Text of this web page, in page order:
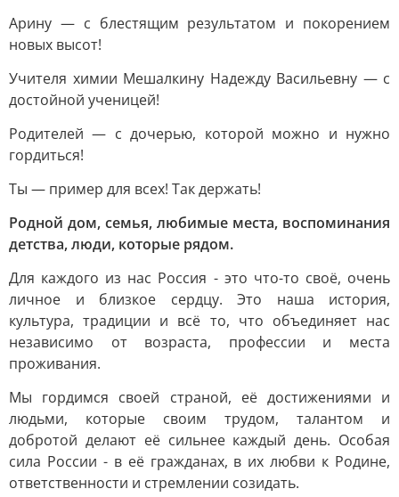
Арину — с блестящим результатом и покорением
новых высот!
Учителя химии Мешалкину Надежду Васильевну — с
достойной ученицей!
Родителей — с дочерью, которой можно и нужно
гордиться!
Ты — пример для всех! Так держать!
Родной дом, семья, любимые места, воспоминания
детства, люди, которые рядом.
Для каждого из нас Россия - это что-то своё, очень
личное и близкое сердцу. Это наша история,
культура, традиции и всё то, что объединяет нас
независимо от возраста, профессии и места
проживания.
Мы гордимся своей страной, её достижениями и
людьми, которые своим трудом, талантом и
добротой делают её сильнее каждый день. Особая
сила России - в её гражданах, в их любви к Родине,
ответственности и стремлении созидать.